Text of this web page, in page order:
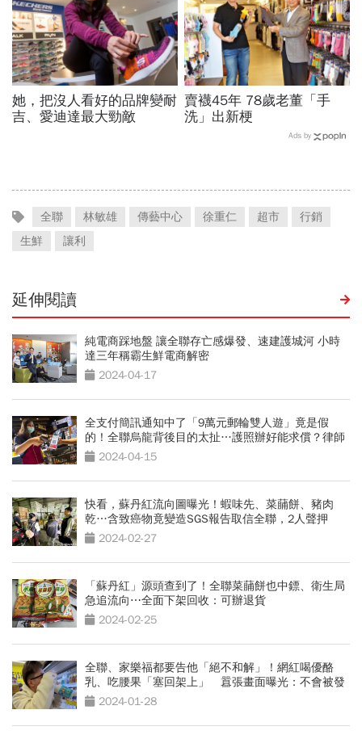
她，把沒人看好的品牌變耐
吉、愛迪達最大勁敵
賣襪45年 78歲老董「手
洗」出新梗
Ads by
全聯 林敏雄 傳藝中心 徐重仁 超市
行銷
生鮮
讓利
延伸閱讀
純電商踩地盤 讓全聯存亡感爆發、速建護城河 小時
達三年稱霸生鮮電商解密
2024-04-17
全支付簡訊通知中了「9萬元郵輪雙人遊」竟是假
的！全聯烏龍背後目的太扯…護照辦好能求償？律師
解答2024-04-15
快看，蘇丹紅流向圖曝光！蝦味先、菜䔕餅、豬肉
乾…含致癌物竟變造SGS報告取信全聯，2人聲押
2024-02-27
「蘇丹紅」源頭查到了！全聯菜䔕餅也中鏢、衛生局
急追流向⋯全面下架回收：可辦退貨
2024-02-25
全聯、家樂福都要告他「絕不和解」！網紅喝優酪
乳、吃腰果「塞回架上」 囂張畫面曝光：不會被發
現 2024-01-28